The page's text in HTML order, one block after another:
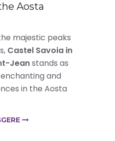
Aosta
majestic peaks
Castel Savoia in
Jeanstands as
and
in the Aosta